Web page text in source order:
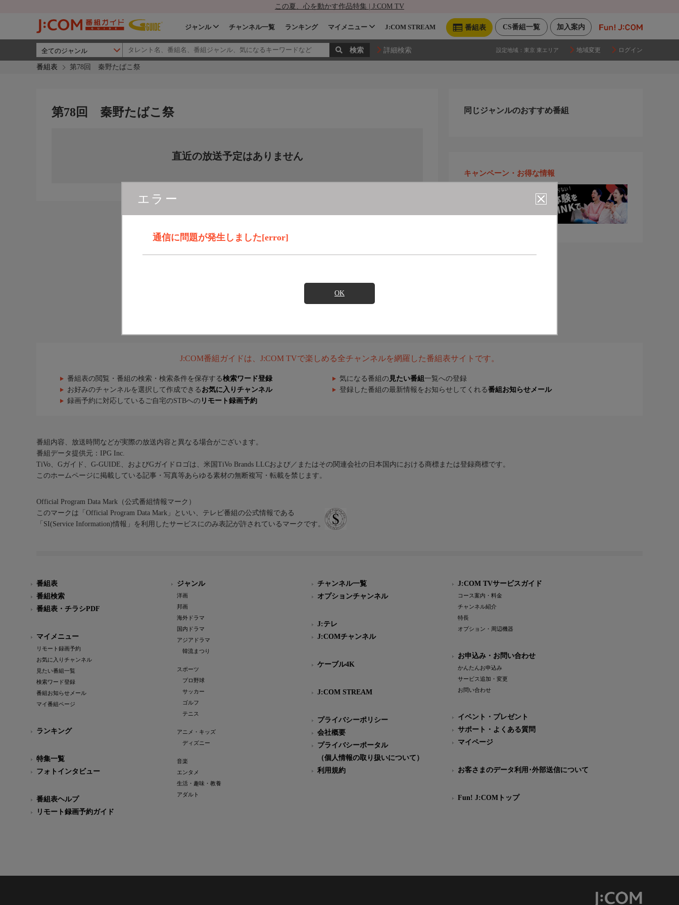
この夏、心を動かす作品特集 | J:COM TV
加入案内
CS番組一覧
番組表
ジャンル チャンネル一覧 ランキング マイメニュー J:COM STREAM
詳細検索 設定地域： 東京 東エリア 地域変更 ログイン
番組表 第78回 秦野たばこ祭
エラー
通信に問題が発生しました[error]
OK
第78回 秦野たばこ祭
直近の放送予定はありません
同じジャンルのおすすめ番組
キャンペーン・お得な情報
J:COM番組ガイドは、J:COM TVで楽しめる全チャンネルを網羅した番組表サイトです。
番組表の閲覧・番組の検索・検索条件を保存する検索ワード登録 気になる番組の 見たい番組 一覧への登録
お好みのチャンネルを選択して作成できる お気に入りチャンネル 登録した番組の最新情報をお知らせしてくれる番組お知らせメール
録画予約に対応しているご自宅のSTBへの リモート録画予約
番組内容、放送時間などが実際の放送内容と異なる場合がございます。
番組データ提供元：IPG Inc.
TiVo、Gガイド、G-GUIDE、およびGガイドロゴは、米国TiVo Brands LLCおよび／またはその関連会社の日本国内における商標または登録商標です。
このホームページに掲載している記事・写真等あらゆる素材の無断複写・転載を禁じます。
Official Program Data Mark（公式番組情報マーク）
このマークは「Official Program Data Mark」といい、テレビ番組の公式情報である
「SI(Service Information)情報」を利用したサービスにのみ表記が許されているマークです。
番組表
番組検索
番組表・チラシPDF
マイメニュー
リモート録画予約
お気に入りチャンネル
見たい番組一覧
検索ワード登録
番組お知らせメール
マイ番組ページ
ランキング
特集一覧
フォトインタビュー
番組表ヘルプ
リモート録画予約ガイド
ジャンル
洋画
邦画
海外ドラマ
国内ドラマ
アジアドラマ
韓流まつり
スポーツ
プロ野球
サッカー
ゴルフ
テニス
アニメ・キッズ
ディズニー
音楽
エンタメ
生活・趣味・教養
アダルト
チャンネル一覧
オプションチャンネル
J:テレ
J:COMチャンネル
ケーブル4K
J:COM STREAM
プライバシーポリシー
会社概要
プライバシーポータル
（個人情報の取り扱いについて）
利用規約
J:COM TVサービスガイド
コース案内・料金
チャンネル紹介
特長
オプション・周辺機器
お申込み・お問い合わせ
かんたんお申込み
サービス追加・変更
お問い合わせ
イベント・プレゼント
サポート・よくある質問
マイページ
お客さまのデータ利用･外部送信について
Fun! J:COMトップ